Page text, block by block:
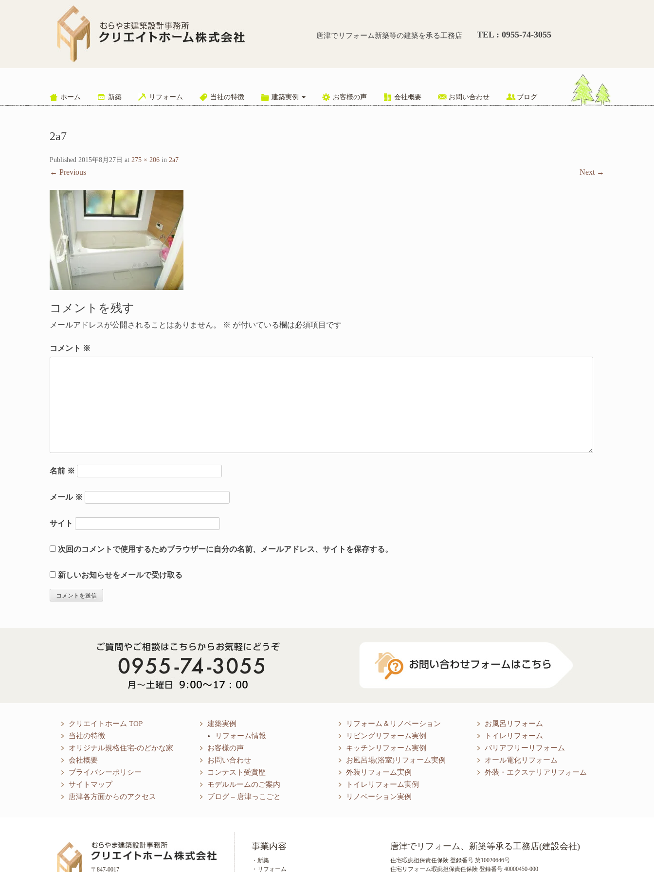
唐津でリフォーム新築等の建築を承る工務店 TEL : 0955-74-3055
ホーム 新築 リフォーム 当社の特徴 建築実例 お客様の声 会社概要 お問い合わせ ブログ
2a7
Published 2015年8月27日 at 275 × 206 in 2a7
← Previous Next →
コメントを残す
メールアドレスが公開されることはありません。 ※ が付いている欄は必須項目です
コメント ※
名前 ※
メール ※
サイト
次回のコメントで使用するためブラウザーに自分の名前、メールアドレス、サイトを保存する。
新しいお知らせをメールで受け取る
クリエイトホーム TOP
当社の特徴
オリジナル規格住宅-のどかな家
会社概要
プライバシーポリシー
サイトマップ
唐津各方面からのアクセス
建築実例
リフォーム情報
お客様の声
お問い合わせ
コンテスト受賞歴
モデルルームのご案内
ブログ – 唐津っこごと
リフォーム＆リノベーション
リビングリフォーム実例
キッチンリフォーム実例
お風呂場(浴室)リフォーム実例
外装リフォーム実例
トイレリフォーム実例
リノベーション実例
お風呂リフォーム
トイレリフォーム
バリアフリーリフォーム
オール電化リフォーム
外装・エクステリアリフォーム
〒847-0017
事業内容
・新築
・リフォーム
唐津でリフォーム、新築等承る工務店(建設会社)
住宅瑕疵担保責任保険 登録番号 第10020646号
住宅リフォーム瑕疵担保責任保険 登録番号 40000450-000